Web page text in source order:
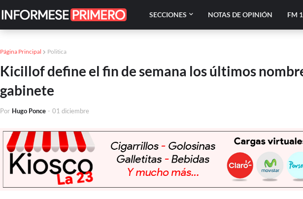
SECCIONES NOTAS DE OPINIÓN FM
Página Principal Politica
Kicillof define el fin de semana los últimos
gabinete
Por Hugo Ponce - 01 diciembre